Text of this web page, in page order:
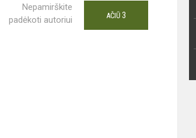
Nepamirškite
padėkoti autoriui
AČIŪ 3